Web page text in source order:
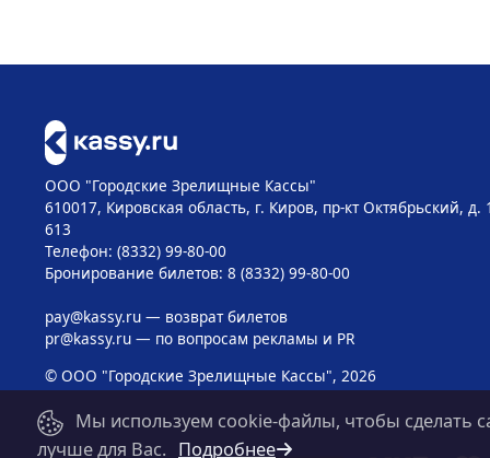
ООО "Городские Зрелищные Кассы"
610017, Кировская область, г. Киров, пр-кт Октябрьский, д.
613
Телефон: (8332) 99-80-00
Бронирование билетов: 8 (8332) 99-80-00
pay@kassy.ru— возврат билетов
pr@kassy.ru— по вопросам рекламы и PR
© ООО "Городские Зрелищные Кассы", 2026
Мы используем cookie-файлы, чтобы сделать
лучше для Вас. Подробнее